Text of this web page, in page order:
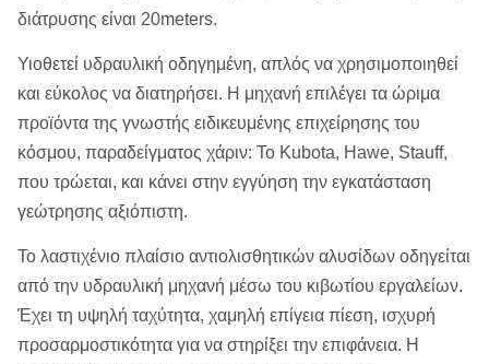
διάτρυσης είναι 20meters.
Υιοθετεί υδραυλική οδηγημένη, απλός να χρησιμοποιηθεί
και εύκολος να διατηρήσει. Η μηχανή επιλέγει τα ώριμα
προϊόντα της γνωστής ειδικευμένης επιχείρησης του
κόσμου, παραδείγματος χάριν: Το Kubota, Hawe, Stauff,
που τρώεται, και κάνει στην εγγύηση την εγκατάσταση
γεώτρησης αξιόπιστη.
Το λαστιχένιο πλαίσιο αντιολισθητικών αλυσίδων οδηγείται
από την υδραυλική μηχανή μέσω του κιβωτίου εργαλείων.
Έχει τη υψηλή ταχύτητα, χαμηλή επίγεια πίεση, ισχυρή
προσαρμοστικότητα για να στηρίξει την επιφάνεια. Η